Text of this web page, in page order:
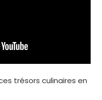
trésors culinaires en